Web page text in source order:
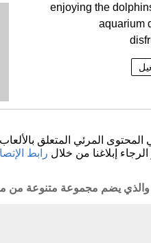
enjoying the
aquarium
المرئي المتعلق
إبلاغنا من خلال رابط
والذي يضم مجموعة متنوعة من